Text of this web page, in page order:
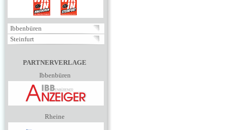
Ibbenbüren
Steinfurt
PARTNERVERLAGE
Ibbenbüren
Rheine